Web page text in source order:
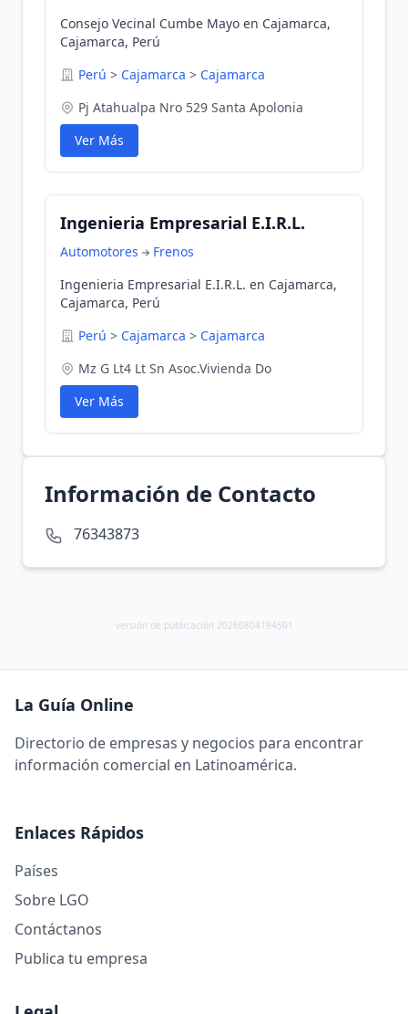
Consejo Vecinal Cumbe Mayo en Cajamarca,
Cajamarca, Perú
Perú > Cajamarca > Cajamarca
Pj Atahualpa Nro 529 Santa Apolonia
Ver Más
Ingenieria Empresarial E.I.R.L.
Automotores
Frenos
Ingenieria Empresarial E.I.R.L. en Cajamarca,
Cajamarca, Perú
Perú > Cajamarca > Cajamarca
Mz G Lt4 Lt Sn Asoc.Vivienda Do
Ver Más
Información de Contacto
76343873
versión de publicación 20260804194501
La Guía Online
Directorio de empresas y negocios para encontrar
información comercial en Latinoamérica.
Enlaces Rápidos
Países
Sobre LGO
Contáctanos
Publica tu empresa